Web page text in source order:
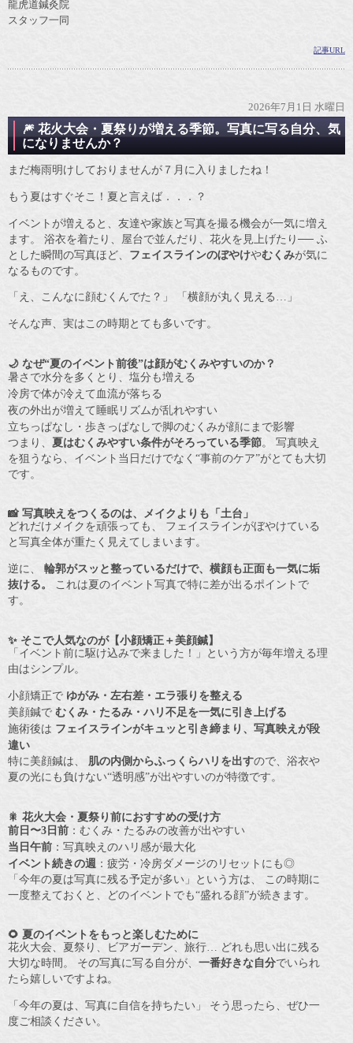
龍虎道鍼灸院
スタッフ一同
記事URL
2026年7月1日 水曜日
🎆 花火大会・夏祭りが増える季節。写真に写る自分、気
になりませんか？
まだ梅雨明けしておりませんが７月に入りましたね！
もう夏はすぐそこ！夏と言えば．．．？
イベントが増えると、友達や家族と写真を撮る機会が一気に増え
ます。 浴衣を着たり、屋台で並んだり、花火を見上げたり── ふ
とした瞬間の写真ほど、 フェイスラインのぼやけやむくみが気に
なるものです。
「え、こんなに顔むくんでた？」 「横顔が丸く見える…」
そんな声、実はこの時期とても多いです。
🌙 なぜ“夏のイベント前後”は顔がむくみやすいのか？
暑さで水分を多くとり、塩分も増える
冷房で体が冷えて血流が落ちる
夜の外出が増えて睡眠リズムが乱れやすい
立ちっぱなし・歩きっぱなしで脚のむくみが顔にまで影響
つまり、 夏はむくみやすい条件がそろっている季節。 写真映え
を狙うなら、イベント当日だけでなく“事前のケア”がとても大切
です。
📸 写真映えをつくるのは、メイクよりも「土台」
どれだけメイクを頑張っても、 フェイスラインがぼやけている
と写真全体が重たく見えてしまいます。
逆に、 輪郭がスッと整っているだけで、横顔も正面も一気に垢
抜ける。
これは夏のイベント写真で特に差が出るポイントで
す。
✨ そこで人気なのが【小顔矯正＋美顔鍼】
「イベント前に駆け込みで来ました！」という方が毎年増える理
由はシンプル。
小顔矯正で ゆがみ・左右差・エラ張りを整える
美顔鍼で むくみ・たるみ・ハリ不足を一気に引き上げる
施術後は フェイスラインがキュッと引き締まり、写真映えが段
違い
特に美顔鍼は、 肌の内側からふっくらハリを出すので、浴衣や
夏の光にも負けない“透明感”が出やすいのが特徴です。
🎇 花火大会・夏祭り前におすすめの受け方
前日〜3日前 ：むくみ・たるみの改善が出やすい
当日午前 ：写真映えのハリ感が最大化
イベント続きの週 ：疲労・冷房ダメージのリセットにも◎
「今年の夏は写真に残る予定が多い」という方は、 この時期に
一度整えておくと、どのイベントでも“盛れる顔”が続きます。
🌻 夏のイベントをもっと楽しむために
花火大会、夏祭り、ビアガーデン、旅行… どれも思い出に残る
大切な時間。 その写真に写る自分が、 一番好きな自分でいられ
たら嬉しいですよね。
「今年の夏は、写真に自信を持ちたい」 そう思ったら、ぜひ一
度ご相談ください。